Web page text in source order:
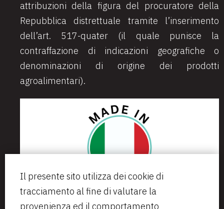
Il presente sito utilizza dei cookie di
tracciamento al fine di valutare la
provenienza ed il comportamento
attribuzioni della figura del procuratore della
Repubblica distrettuale tramite l’inserimento
dell’art. 517-quater (il quale punisce
la
contraffazione di indicazioni geografiche o
denominazioni di origine dei prodotti
agroalimentari).